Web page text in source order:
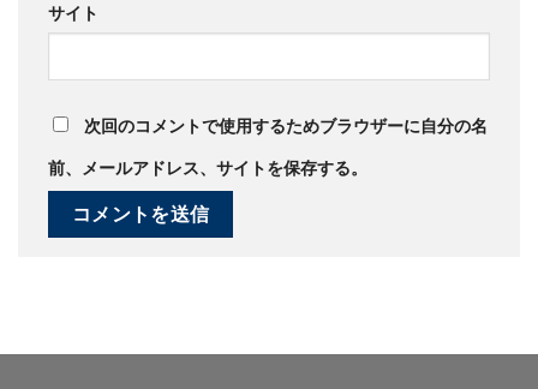
サイト
次回のコメントで使用するためブラウザーに自分の名
前、メールアドレス、サイトを保存する。